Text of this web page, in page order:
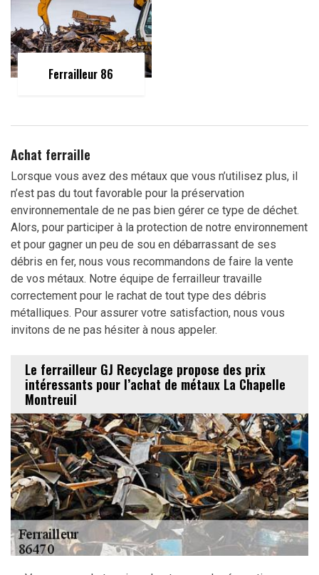
Ferrailleur 86
Achat ferraille
Lorsque vous avez des métaux que vous n’utilisez plus, il
n’est pas du tout favorable pour la préservation
environnementale de ne pas bien gérer ce type de déchet.
Alors, pour participer à la protection de notre environnement
et pour gagner un peu de sou en débarrassant de ses
débris en fer, nous vous recommandons de faire la vente
de vos métaux. Notre équipe de ferrailleur travaille
correctement pour le rachat de tout type des débris
métalliques. Pour assurer votre satisfaction, nous vous
invitons de ne pas hésiter à nous appeler.
Le ferrailleur GJ Recyclage propose des prix
intéressants pour l’achat de métaux La Chapelle
Montreuil